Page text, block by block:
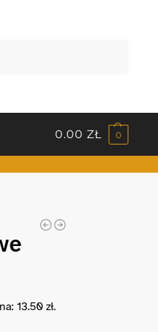
0.00ZŁ 0
13.50zł.